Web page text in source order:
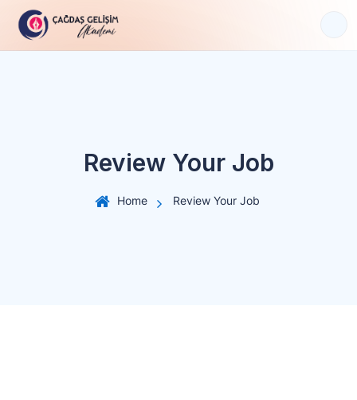
i
Review Your Job
Home Review Your Job